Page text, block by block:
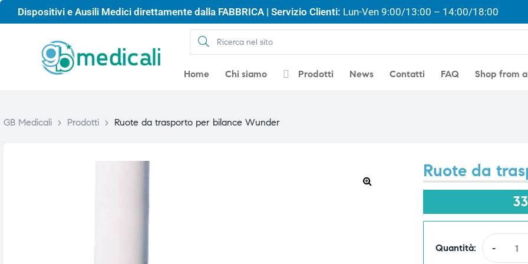
Dispositivi e Ausili Medici direttamente dalla FABBRICA | Servizio Clienti: Lun-Ven 9:00/13:00 – 14:00/18:00
Home Chi siamo Prodotti News Contatti FAQ Shop from
GB Medicali > Prodotti > Ruote da trasporto per bilance Wunder
Ruote da
Quantità: -